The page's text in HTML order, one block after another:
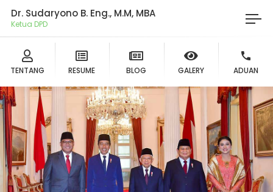
Dr. Sudaryono B. Eng., M.M, MBA
Ketua DPD Ger
TENTANG RESUME BLOG GALERY ADUAN